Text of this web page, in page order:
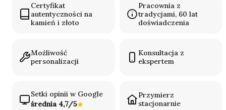
Certyfikat
autentyczności na
kamień i złoto
Pracownia z
tradycjami, 60 lat
doświadczenia
Możliwość
personalizacji
Konsultacja z
ekspertem
Setki opinii w Google
średnia 4,7/5
Przymierz
stacjonarnie